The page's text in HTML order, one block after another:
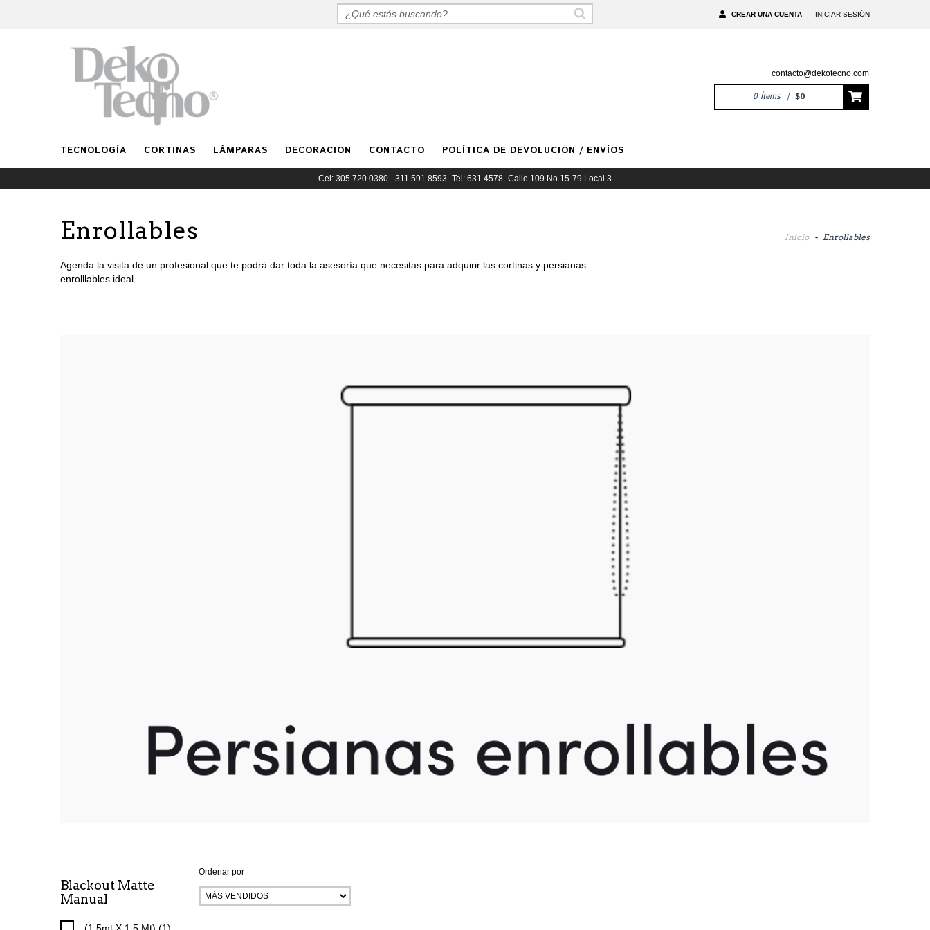
CREAR UNA CUENTA - INICIAR SESIÓN
contacto@dekotecno.com
0 Ítems | $0
TECNOLOGÍA CORTINAS LÁMPARAS DECORACIÓN CONTACTO POLÍTICA DE DEVOLUCIÓN / ENVÍOS
Cel: 305 720 0380 - 311 591 8593- Tel: 631 4578- Calle 109 No 15-79 Local 3
Enrollables
Agenda la visita de un profesional que te podrá dar toda la asesoría que necesitas para adquirir las cortinas y persianas
enrolllables ideal
Inicio - Enrollables
Blackout Matte
Manual
(1,5mt X 1,5 Mt) (1)
Ordenar por